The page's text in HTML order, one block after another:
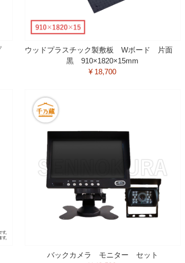
ウッドプラスチック製敷板 Wボード 片面
黒 910×1820×15mm
¥ 18,700
バックカメラ モニター セット